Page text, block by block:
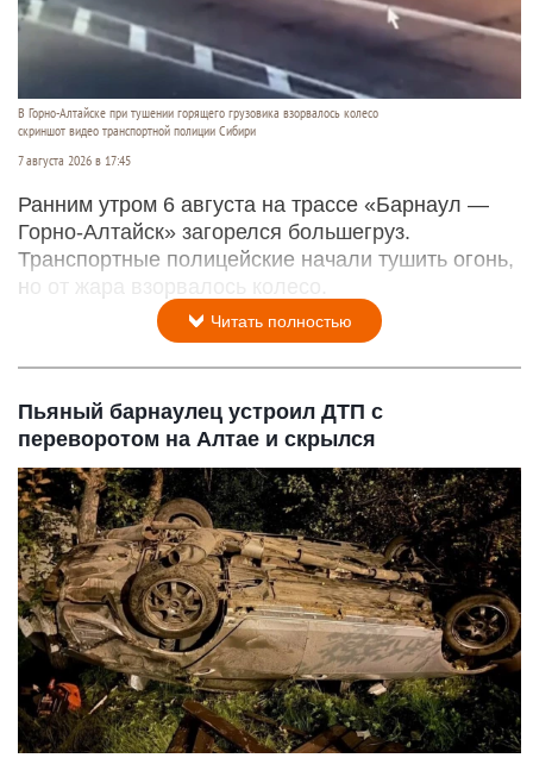
В Горно-Алтайске при тушении горящего грузовика взорвалось колесо
скриншот видео транспортной полиции Сибири
7 августа 2026 в 17:45
Ранним утром 6 августа на трассе «Барнаул —
Горно-Алтайск» загорелся большегруз.
Транспортные полицейские начали тушить огонь,
но от жара взорвалось колесо.
Читать полностью
Пьяный барнаулец устроил ДТП с
переворотом на Алтае и скрылся